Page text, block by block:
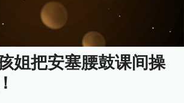
姐把安塞腰鼓课间操